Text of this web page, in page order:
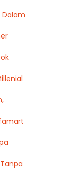
Dalam